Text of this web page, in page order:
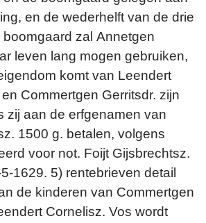
en de wederhelft van de drie
boomgaard zal Annetgen
leven lang mogen gebruiken,
komt van Leendert
Commertgen Gerritsdr. zijn
zij aan de erfgenamen van
1500 g. betalen, volgens
voor not. Foijt Gijsbrechtsz.
1629. 5) rentebrieven detail
de kinderen van Commertgen
Cornelisz. Vos wordt